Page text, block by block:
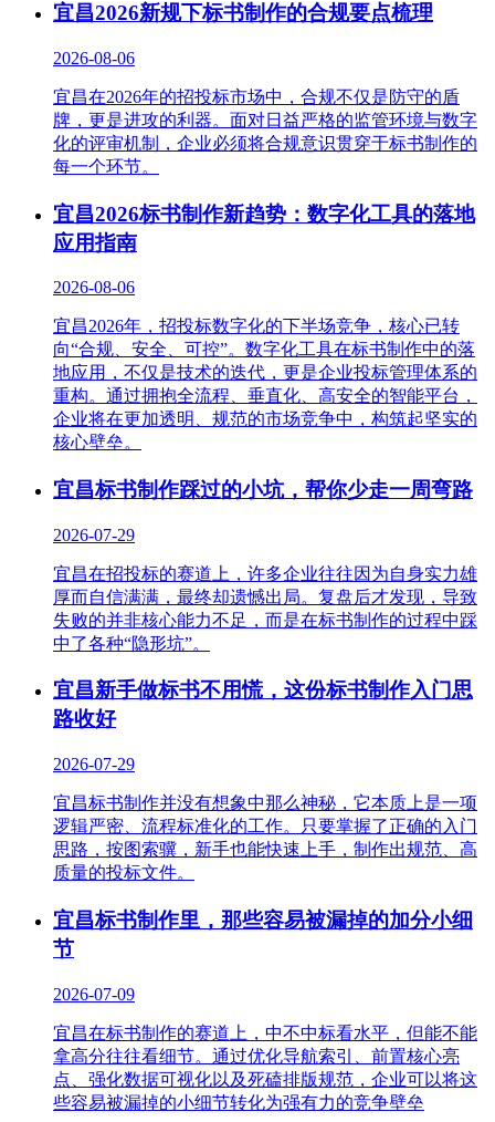
宜昌2026新规下标书制作的合规要点梳理
2026-08-06
宜昌在2026年的招投标市场中，合规不仅是防守的盾
牌，更是进攻的利器。面对日益严格的监管环境与数字
化的评审机制，企业必须将合规意识贯穿于标书制作的
每一个环节。
宜昌2026标书制作新趋势：数字化工具的落地
应用指南
2026-08-06
宜昌2026年，招投标数字化的下半场竞争，核心已转
向“合规、安全、可控”。数字化工具在标书制作中的落
地应用，不仅是技术的迭代，更是企业投标管理体系的
重构。通过拥抱全流程、垂直化、高安全的智能平台，
企业将在更加透明、规范的市场竞争中，构筑起坚实的
核心壁垒。
宜昌标书制作踩过的小坑，帮你少走一周弯路
2026-07-29
宜昌在招投标的赛道上，许多企业往往因为自身实力雄
厚而自信满满，最终却遗憾出局。复盘后才发现，导致
失败的并非核心能力不足，而是在标书制作的过程中踩
中了各种“隐形坑”。
宜昌新手做标书不用慌，这份标书制作入门思
路收好
2026-07-29
宜昌标书制作并没有想象中那么神秘，它本质上是一项
逻辑严密、流程标准化的工作。只要掌握了正确的入门
思路，按图索骥，新手也能快速上手，制作出规范、高
质量的投标文件。
宜昌标书制作里，那些容易被漏掉的加分小细
节
2026-07-09
宜昌在标书制作的赛道上，中不中标看水平，但能不能
拿高分往往看细节。通过优化导航索引、前置核心亮
点、强化数据可视化以及死磕排版规范，企业可以将这
些容易被漏掉的小细节转化为强有力的竞争壁垒